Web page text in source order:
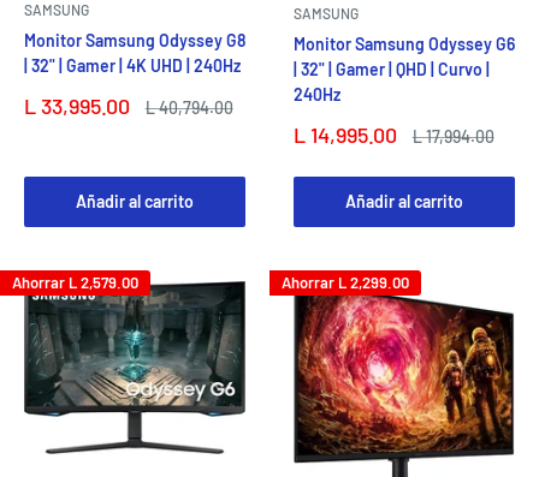
SAMSUNG
Monitor Samsung Odyssey G8
| 32" | Gamer | 4K UHD | 240Hz
Precio
L 33,995.00
Precio
L 40,794.00
Añadir al carrito
SAMSUNG
Monitor Samsung Odyssey G6
| 32" | Gamer | QHD | Curvo |
240Hz
Precio
venta
L 14,995.00
Precio
L 17,994.00
Añadir al carrito
Ahorrar L 2,579.00 Ahorrar L 2,299.00